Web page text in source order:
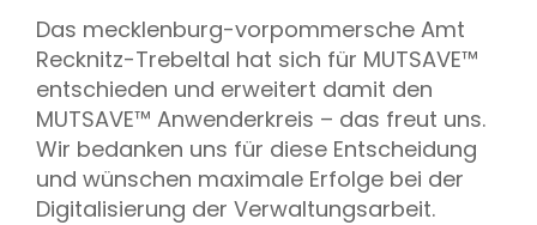
Das mecklenburg-vorpommersche Amt
Recknitz-Trebeltal hat sich für MUTSAVE™
entschieden und erweitert damit den
MUTSAVE™ Anwenderkreis – das freut uns.
Wir bedanken uns für diese Entscheidung
und wünschen maximale Erfolge bei der
Digitalisierung der Verwaltungsarbeit.